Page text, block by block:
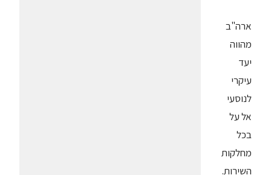
ארה"ב
מהווה
יעד
עיקרי
לנוסעי
אל על
בכל
מחלקות
השירות.